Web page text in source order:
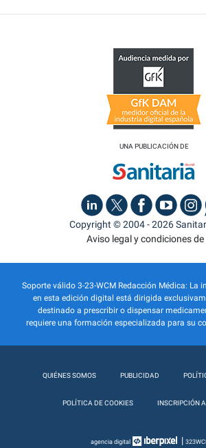
UNA PUBLICACIÓN DE
Copyright © 2004 - 2026
Aviso legal y condiciones de
Soporte válido 3-23-WCM Redacción Médica: La
en esta edición digital está dirigida
destinado a prescribir o dispensar
requiere una formación especializada para su
QUIÉNES SOMOS PUBLICIDAD
POLÍTICA DE COOKIES INSCRIPCIÓN
agencia digital |